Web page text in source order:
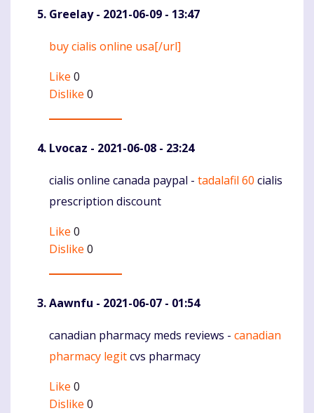
Greelay- 2021-06-09 - 13:47
Komentaras
buy cialis online usa[/url]
Like 0
Dislike 0
Lvocaz - 2021-06-08 - 23:24
Komentaras
cialis online canada paypal - tadalafil 60 cialis
prescription discount
Like 0
Dislike 0
Aawnfu - 2021-06-07 - 01:54
Komentaras
canadian pharmacy meds reviews - canadian
pharmacy legitcvs pharmacy
Like 0
Dislike 0